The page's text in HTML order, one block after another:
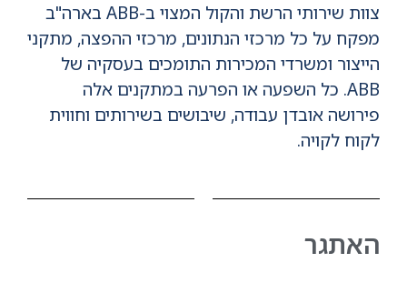
צוות שירותי הרשת והקול המצוי ב-ABB בארה"ב
מפקח על כל מרכזי הנתונים, מרכזי ההפצה, מתקני
הייצור ומשרדי המכירות התומכים בעסקיה של
ABB. כל השפעה או הפרעה במתקנים אלה
פירושה אובדן עבודה, שיבושים בשירותים וחווית
לקוח לקויה.
האתגר